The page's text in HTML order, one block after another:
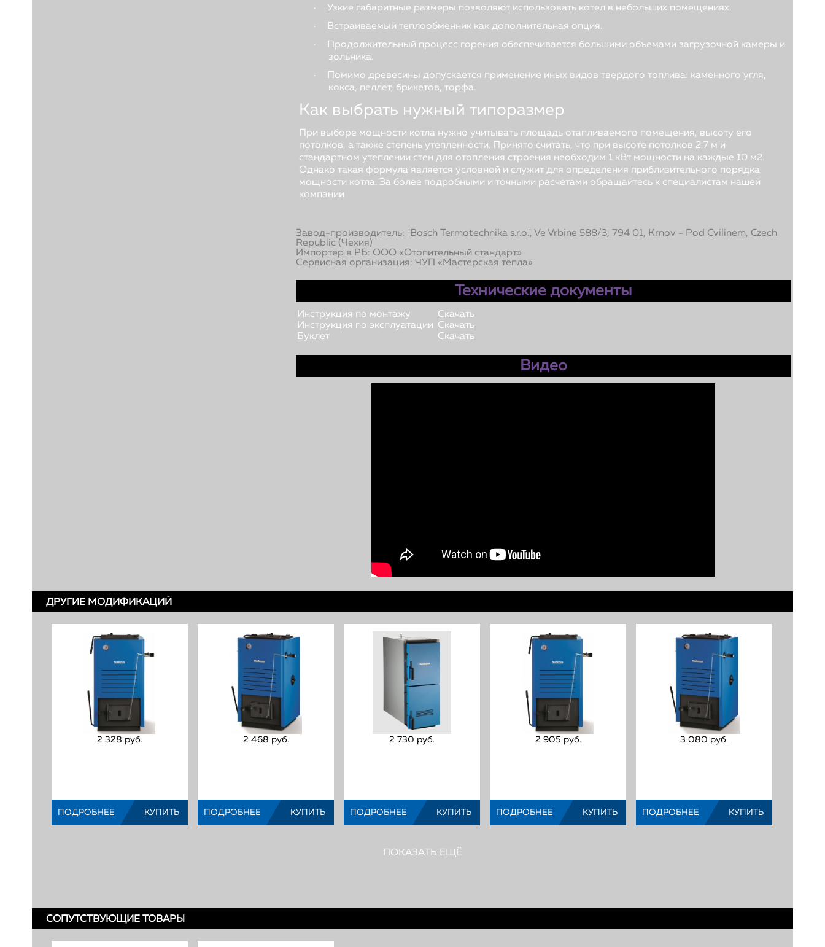
·
Узкие габаритные размеры позволяют использовать котел в небольших помещениях.
·
Встраиваемый теплообменник как дополнительная опция.
·
Продолжительный процесс горения обеспечивается большими объемами загрузочной камеры и
зольника.
·
Помимо древесины допускается применение иных видов твердого топлива: каменного угля,
кокса, пеллет, брикетов, торфа.
Как выбрать нужный типоразмер
При выборе мощности котла нужно учитывать площадь отапливаемого помещения, высоту его
потолков, а также степень утепленности. Принято считать, что при высоте потолков 2,7 м и
стандартном утеплении стен для отопления строения необходим 1 кВт мощности на каждые 10 м2.
Однако такая формула является условной и служит для определения приблизительного порядка
мощности котла. За более подробными и точными расчетами обращайтесь к специалистам нашей
компании
Завод-производитель: "Bosch Termotechnika s.r.o.", Ve Vrbine 588/3, 794 01, Krnov - Pod Cvilinem, Czech
Republic (Чехия)
Импортер в РБ: ООО «Отопительный стандарт»
Сервисная организация: ЧУП «Мастерская тепла»
Технические документы
Инструкция по монтажу
Скачать
Инструкция по эксплуатации Скачать
Буклет
Скачать
Видео
ДРУГИЕ МОДИФИКАЦИЙ
2 328 руб.
(Код:
ПОДРОБНЕЕ КУПИТЬ
2 468 руб.
(Код:
ПОДРОБНЕЕ КУПИТЬ
2 730 руб.
(Код:
ПОДРОБНЕЕ КУПИТЬ
2 905 руб.
(Код:
ПОДРОБНЕЕ КУПИТЬ
3 080 руб.
(Код:
ПОДРОБНЕЕ КУПИТЬ
ПОКАЗАТЬ ЕЩЁ
СОПУТСТВУЮЩИЕ ТОВАРЫ